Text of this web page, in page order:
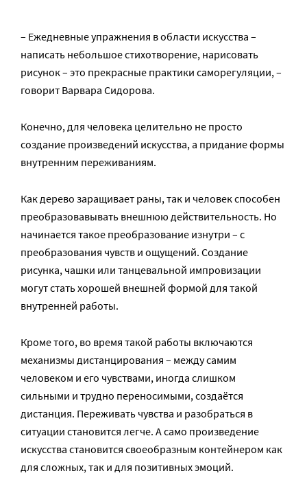
– Ежедневные упражнения в области искусства –
написать небольшое стихотворение, нарисовать
рисунок – это прекрасные практики саморегуляции, –
говорит Варвара Сидорова.
Конечно, для человека целительно не просто
создание произведений искусства, а придание формы
внутренним переживаниям.
Как дерево заращивает раны, так и человек способен
преобразовавывать внешнюю действительность. Но
начинается такое преобразование изнутри – с
преобразования чувств и ощущений. Создание
рисунка, чашки или танцевальной импровизации
могут стать хорошей внешней формой для такой
внутренней работы.
Кроме того, во время такой работы включаются
механизмы дистанцирования – между самим
человеком и его чувствами, иногда слишком
сильными и трудно переносимыми, создаётся
дистанция. Переживать чувства и разобраться в
ситуации становится легче. А само произведение
искусства становится своеобразным контейнером как
для сложных, так и для позитивных эмоций.